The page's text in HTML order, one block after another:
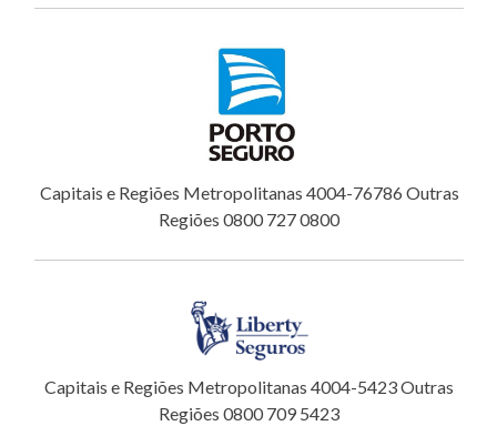
Capitais e Regiões Metropolitanas 4004-76786 Outras
Regiões 0800 727 0800
Capitais e Regiões Metropolitanas 4004-5423 Outras
Regiões 0800 709 5423